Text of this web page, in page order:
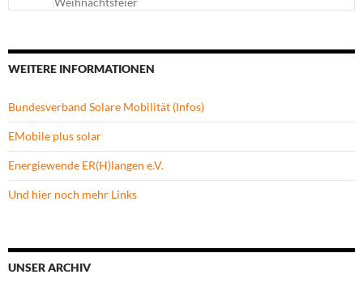
WEITERE INFORMATIONEN
Bundesverband Solare Mobilität (Infos)
EMobile plus solar
Energiewende ER(H)langen e.V.
Und hier noch mehr Links
UNSER ARCHIV